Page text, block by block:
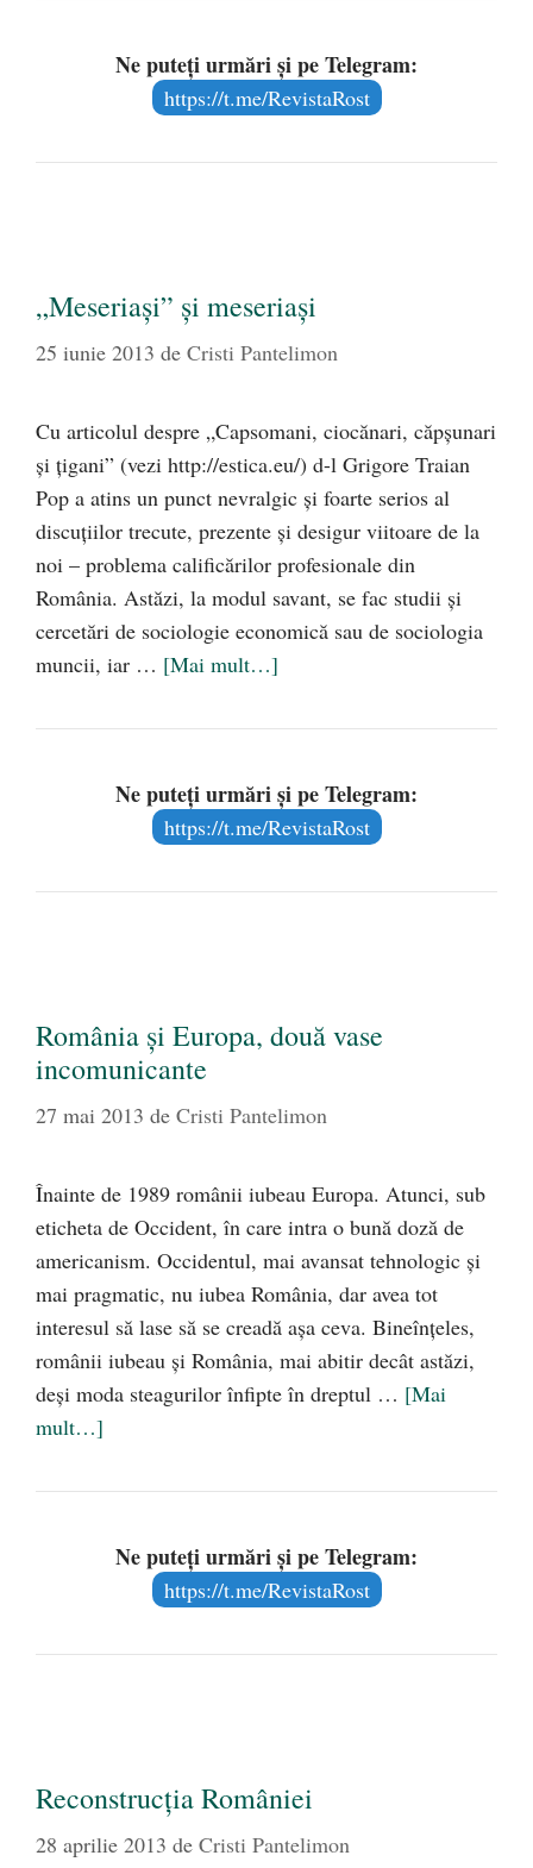
Ne puteți urmări și pe Telegram:
https://t.me/RevistaRost
„Meseriaşi” şi meseriaşi
25 iunie 2013 de Cristi Pantelimon
Cu articolul despre „Capsomani, ciocănari, căpşunari
şi ţigani” (vezi http://estica.eu/) d-l Grigore Traian
Pop a atins un punct nevralgic şi foarte serios al
discuţiilor trecute, prezente şi desigur viitoare de la
noi – problema calificărilor profesionale din
România. Astăzi, la modul savant, se fac studii şi
cercetări de sociologie economică sau de sociologia
muncii, iar … [Mai mult…]
Ne puteți urmări și pe Telegram:
https://t.me/RevistaRost
România şi Europa, două vase
incomunicante
27 mai 2013 de Cristi Pantelimon
Înainte de 1989 românii iubeau Europa. Atunci, sub
eticheta de Occident, în care intra o bună doză de
americanism. Occidentul, mai avansat tehnologic şi
mai pragmatic, nu iubea România, dar avea tot
interesul să lase să se creadă aşa ceva. Bineînţeles,
românii iubeau şi România, mai abitir decât astăzi,
deşi moda steagurilor înfipte în dreptul … [Mai
mult…]
Ne puteți urmări și pe Telegram:
https://t.me/RevistaRost
Reconstrucţia României
28 aprilie 2013 de Cristi Pantelimon